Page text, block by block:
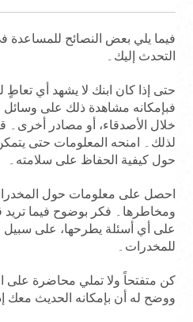
فيما يلي بعض النصائح
التحدث إليك۔
حتى إذا كان ابنك لا يشهد أي
فبإمكانه مشاهدة ذلك على وسائل
خلال الأصدقاء، أو مصادر أخرى۔
لذلك۔ امنحه المعلومات حتى
حول كيفية الحفاظ على سلامته۔
احصل على معلومات حول المخدرات
ومخاطرها۔ فكر بوضوح فيما تريد
على أي أسئلة يطرحها، على سبيل
للمخدرات۔
كن متفتحاً ولا تملي محاضرة على
ووضح له أن بإمكانه الحديث معك